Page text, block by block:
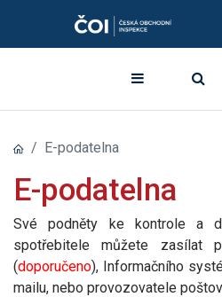
E-podatelna
E-podatelna
Své podněty ke kontrole a
spotřebitele můžete zasílat
(doporučeno), Informačního
mailu, nebo provozovatele